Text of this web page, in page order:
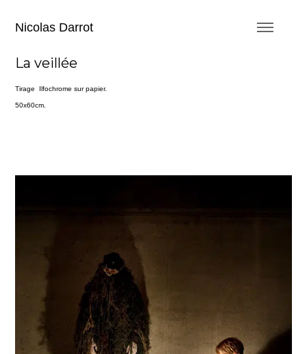
Nicolas Darrot
La veillée
Tirage Ilfochrome sur papier.
50x60cm.